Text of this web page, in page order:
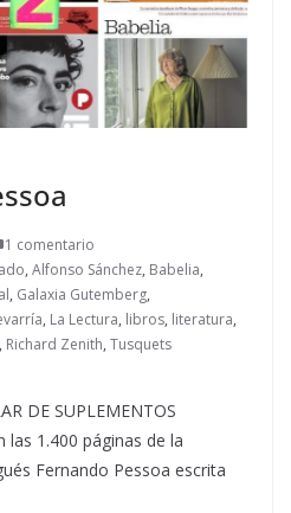
1 comentario
, Alfonso Sánchez, Babelia,
, Galaxia Gutemberg,
, La Lectura, libros, literatura,
, Richard Zenith, Tusquets
DE SUPLEMENTOS
las 1.400 páginas de la
Fernando Pessoa escrita